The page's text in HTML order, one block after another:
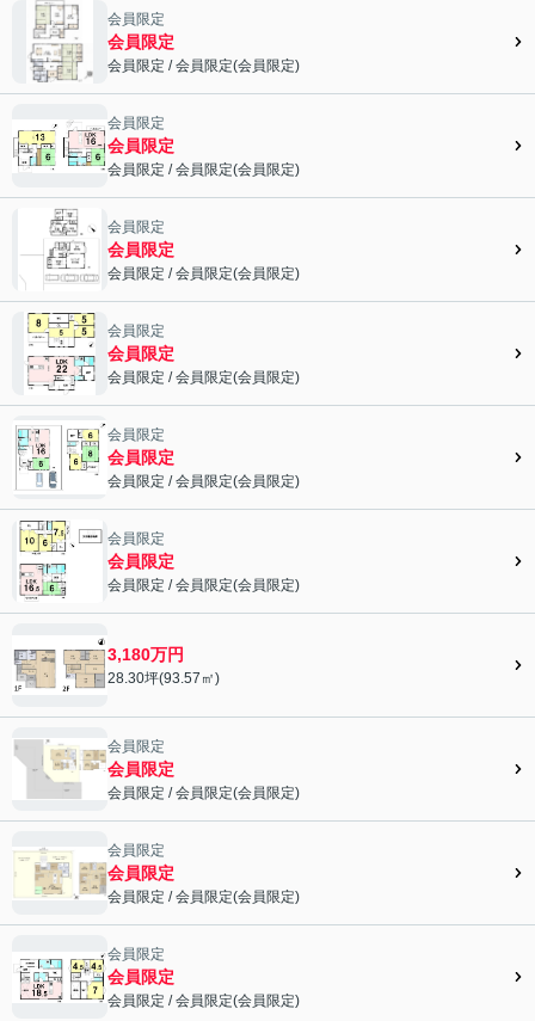
会員限定">
会員限定
会員限定
会員限定 /会員限定(会員限定)
会員限定">
会員限定
会員限定
会員限定 /会員限定(会員限定)
会員限定">
会員限定
会員限定
会員限定 /会員限定(会員限定)
会員限定">
会員限定
会員限定
会員限定 /会員限定(会員限定)
会員限定">
会員限定
会員限定
会員限定 /会員限定(会員限定)
会員限定">
会員限定
会員限定
会員限定 /会員限定(会員限定)
3,180万円
28.30坪(93.57㎡)
会員限定">
会員限定
会員限定
会員限定 /会員限定(会員限定)
会員限定">
会員限定
会員限定
会員限定 /会員限定(会員限定)
会員限定
会員限定
会員限定 /会員限定(会員限定)